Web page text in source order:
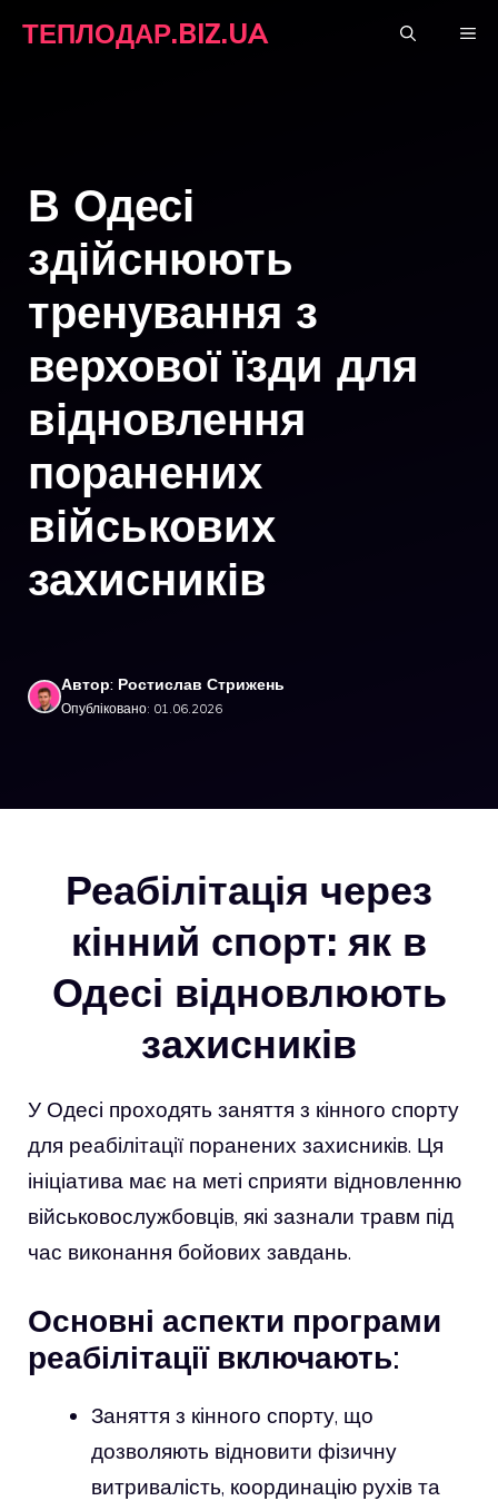
ТЕПЛОДАР.BIZ.UA
В Одесі
здійснюють
тренування з
верхової їзди для
відновлення
поранених
військових
захисників
Автор: Ростислав Стрижень
Опубліковано: 01.06.2026
Реабілітація через
кінний спорт: як в
Одесі відновлюють
захисників
У Одесі проходять заняття з кінного спорту
для реабілітації поранених захисників. Ця
ініціатива має на меті сприяти відновленню
військовослужбовців, які зазнали травм під
час виконання бойових завдань.
Основні аспекти програми
реабілітації включають:
Заняття з кінного спорту, що
дозволяють відновити фізичну
витривалість, координацію рухів та